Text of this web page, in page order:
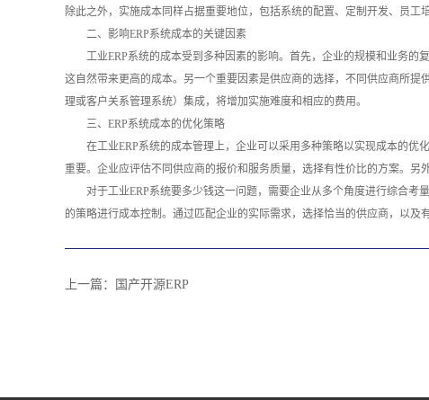
除此之外，实施成本同样占据重要地位，包括系统的配置、定制开发、员
二、影响ERP系统成本的关键因素
工业ERP系统的成本受到多种因素的影响。首先，企业的规模和业务的
这自然带来更高的成本。另一个重要因素是供应商的选择，不同供应商所
理或客户关系管理系统）集成，将增加实施难度和相应的费用。
三、ERP系统成本的优化策略
在工业ERP系统的成本管理上，企业可以采用多种策略以实现成本的
重要。企业应评估不同供应商的报价和服务质量，选择有性价比的方案。另
对于工业ERP系统要多少钱这一问题，需要企业从多个角度进行综合
的策略进行成本控制。通过匹配企业的实际需求，选择恰当的供应商，以及
上一篇： 国产开源ERP